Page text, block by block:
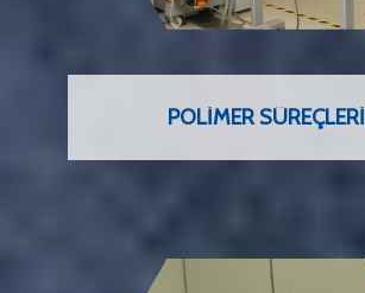
POLIMER SÜREÇLERI